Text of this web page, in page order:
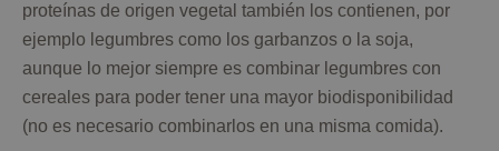
proteínas de origen vegetal también los contienen, por
ejemplo legumbres como los garbanzos o la soja,
aunque lo mejor siempre es combinar legumbres con
cereales para poder tener una mayor biodisponibilidad
(no es necesario combinarlos en una misma comida).